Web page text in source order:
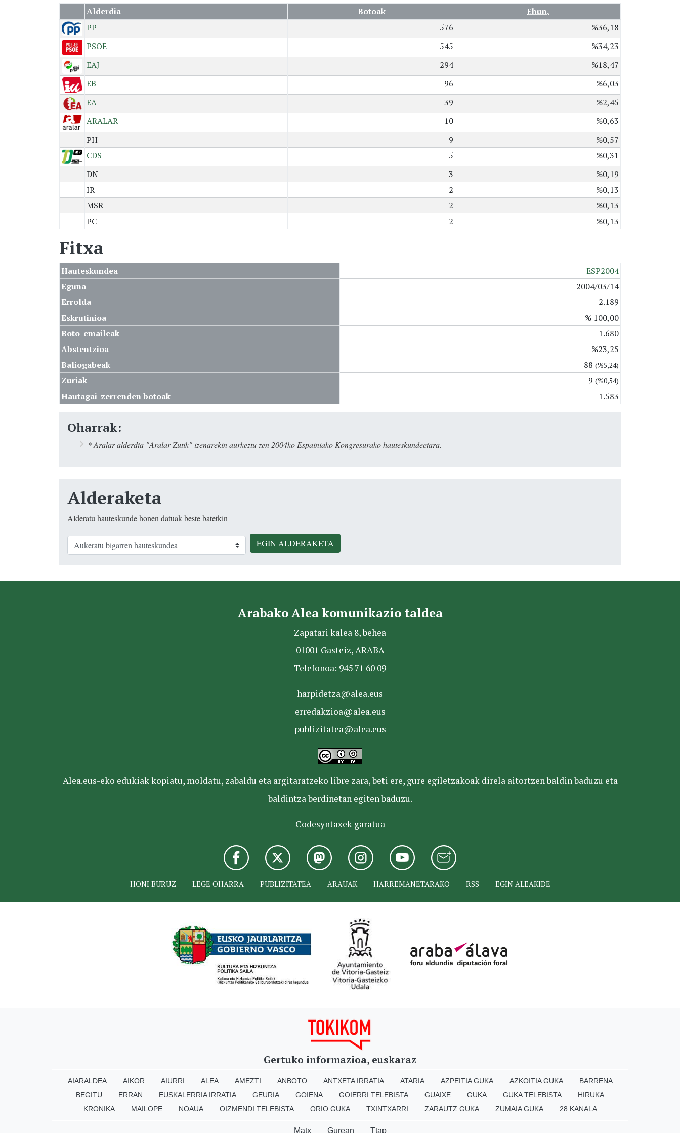
Alderdia Botoak
Ehun.
PP
576
%36,18
PSOE
545
%34,23
EAJ
294
%18,47
EB
96
%6,03
EA
39
%2,45
ARALAR
10
%0,63
PH
9
%0,57
CDS
5
%0,31
DN
3
%0,19
IR
2
%0,13
MSR
2
%0,13
PC
2 %0,13
Fitxa
Hauteskundea
ESP2004
Eguna
2004/03/14
Errolda
2.189
Eskrutinioa
% 100,00
Boto-emaileak
1.680
Abstentzioa
%23,25
Baliogabeak
88 (%5,24)
Zuriak 9 (%0,54)
Hautagai-zerrenden botoak 1.583
Oharrak:
* Aralar alderdia "Aralar Zutik" izenarekin aurkeztu zen 2004ko Espainiako Kongresurako hauteskundeetara.
Alderaketa
Alderatu hauteskunde honen datuak beste batetkin
EGIN ALDERAKETA
Arabako Alea komunikazio taldea
Zapatari kalea 8, behea
01001 Gasteiz, ARABA
Telefonoa: 945 71 60 09
harpidetza@alea.eus
erredakzioa@alea.eus
publizitatea@alea.eus
Alea.eus-eko edukiak kopiatu, moldatu, zabaldu eta argitaratzeko libre zara, beti ere, gure egiletzakoak direla aitortzen baldin baduzu eta
baldintza berdinetan egiten baduzu.
Codesyntaxek garatua
HONI BURUZ LEGE OHARRA PUBLIZITATEA ARAUAK HARREMANETARAKO RSS EGIN ALEAKIDE
Gertuko informazioa, euskaraz
AIARALDEA AIKOR AIURRI ALEA AMEZTI ANBOTO ANTXETA IRRATIA ATARIA AZPEITIA GUKA AZKOITIA GUKA
BARRENA
BEGITU
ERRAN EUSKALERRIA IRRATIA GEURIA GOIENA GOIERRI TELEBISTA GUAIXE GUKA GUKA TELEBISTA
HIRUKA
KRONIKA
MAILOPE NOAUA OIZMENDI TELEBISTA ORIO GUKA TXINTXARRI ZARAUTZ GUKA ZUMAIA GUKA 28 KANALA
Matx Gurean Ttap